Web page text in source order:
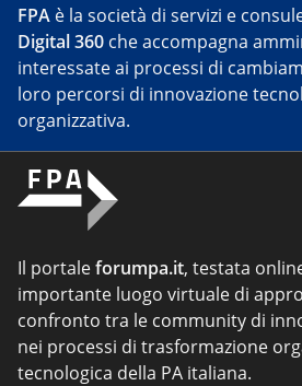
FPA è la società di servizi e
Digital 360 che accompagna
interessate ai processi di
loro percorsi di innovazione
organizzativa.
Il portaleforumpa.it, testata
importante luogo virtuale di
confronto tra le community di
nei processi di trasformazione
tecnologica della PA italiana.